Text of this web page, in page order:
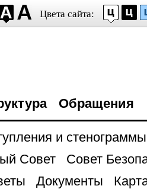
Цвета сайта:
Обращения
и стенограммы
Совет
Совет
Документы